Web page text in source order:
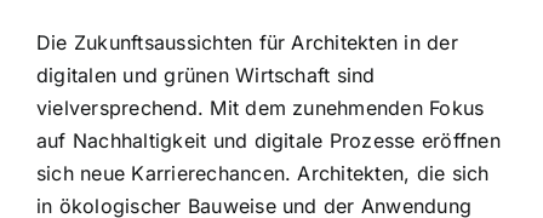
Die Zukunftsaussichten für Architekten in der
digitalen und grünen Wirtschaft sind
vielversprechend. Mit dem zunehmenden Fokus
auf Nachhaltigkeit und digitale Prozesse eröffnen
sich neue Karrierechancen. Architekten, die sich
in ökologischer Bauweise und der Anwendung